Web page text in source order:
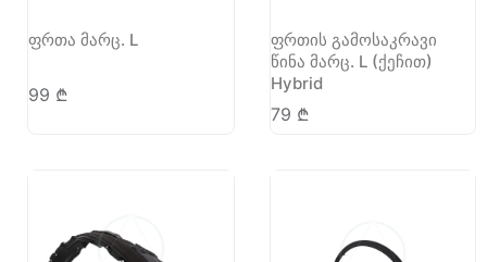
ფრთა მარც. L
99 ₾
ფრთის გამოსაკრავი
წინა მარც. L (ქეჩით)
Hybrid
79 ₾